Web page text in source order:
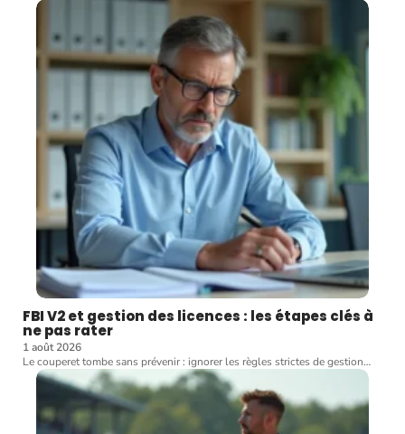
FBI V2 et gestion des licences : les étapes clés à
ne pas rater
1 août 2026
Le couperet tombe sans prévenir : ignorer les règles strictes de gestion…